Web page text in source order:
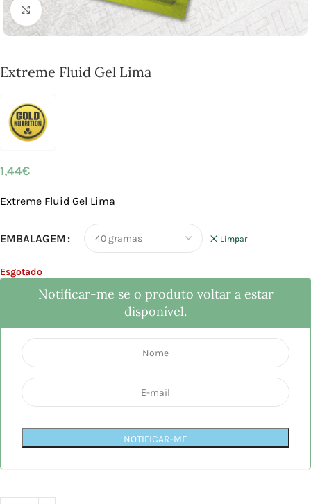
Click to enlarge
Extreme Fluid Gel Lima
1,44€
Extreme Fluid Gel Lima
EMBALAGEM Limpar
Esgotado
Notificar-me se o produto voltar a estar
disponível.
NOTIFICAR-ME